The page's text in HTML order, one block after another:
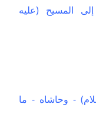
إلى المسيح (عليه
- وحاشاه - ما